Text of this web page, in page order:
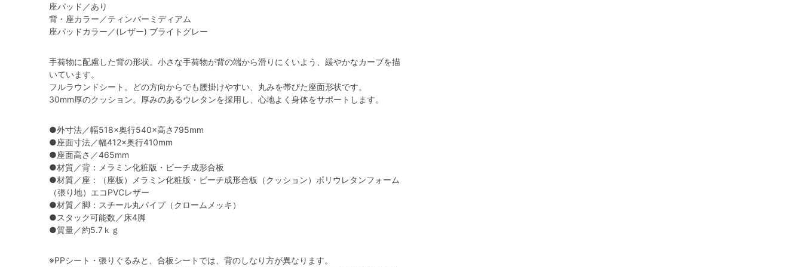
座パッド／あり
背・座カラー／ティンバーミディアム
座パッドカラー／(レザー) ブライトグレー
手荷物に配慮した背の形状。小さな手荷物が背の端から滑りにくいよう、緩やかなカーブを描
いています。
フルラウンドシート。どの方向からでも腰掛けやすい、丸みを帯びた座面形状です。
30mm厚のクッション。厚みのあるウレタンを採用し、心地よく身体をサポートします。
●外寸法／幅518×奥行540×高さ795mm
●座面寸法／幅412×奥行410mm
●座面高さ／465mm
●材質／背：メラミン化粧版・ビーチ成形合板
●材質／座：（座板）メラミン化粧版・ビーチ成形合板（クッション）ポリウレタンフォーム
（張り地）エコPVCレザー
●材質／脚：スチール丸パイプ（クロームメッキ）
●スタック可能数／床4脚
●質量／約5.7ｋｇ
※PPシート・張りぐるみと、合板シートでは、背のしなり方が異なります。